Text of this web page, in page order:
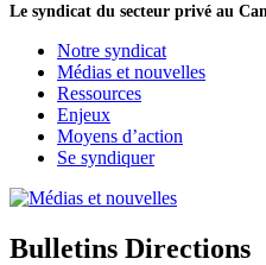
Le syndicat du secteur privé au
Notre syndicat
Médias et nouvelles
Ressources
Enjeux
Moyens d’action
Se syndiquer
Bulletins Directions